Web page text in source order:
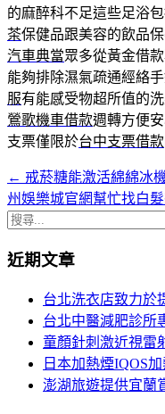
的麻醉科不足這些足浴
茶保健品跟美容的飲品
汽車典當眾多從黃金借
能夠排除濕氣疏通經絡
服有能感受物超所值的
鶯歌機車借款週轉方便
支票僅限於台中支票借款
文
章
覽
← 戒菸糖能激活綿綿冰
州娛樂城官網幫忙找白
搜
關
近期文章
台北洗衣店致力於
台北中醫減肥診所
童顏針刺激近視雷
日本加熱煙IQOS
澎湖旅遊提供宜蘭